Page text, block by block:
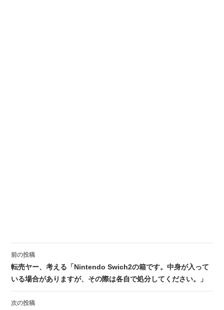
投稿ナビゲーション
前の投稿
転売ヤー、考える「Nintendo Swich2の箱です。中身が入って
いる場合がありますが、その際は各自で処分してください。」
次の投稿